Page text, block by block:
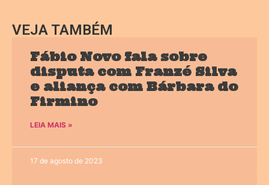
VEJA TAMBÉM
Fábio Novo fala sobre
disputa com Franzé Silva
e aliança com Bárbara do
Firmino
LEIA MAIS »
17 de agosto de 2023